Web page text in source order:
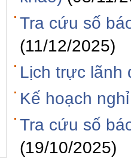
Tra cứu số
(11/12/2025)
Lịch trực lãnh
Kế hoạch
Tra cứu số
(19/10/2025)